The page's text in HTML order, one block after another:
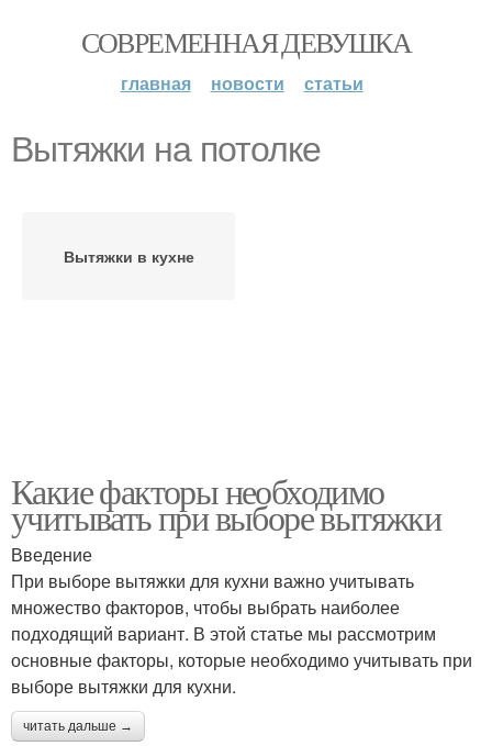
СОВРЕМЕННАЯ ДЕВУШКА
главная новости статьи
Вытяжки на потолке
Вытяжки в кухне
Какие факторы необходимо
учитывать при выборе вытяжки
Введение
При выборе вытяжки для кухни важно учитывать
множество факторов, чтобы выбрать наиболее
подходящий вариант. В этой статье мы рассмотрим
основные факторы, которые необходимо учитывать при
выборе вытяжки для кухни.
читать дальше →